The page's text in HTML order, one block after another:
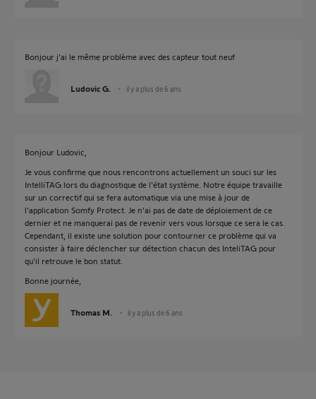
Bonjour j'ai le même problème avec des capteur tout neuf
Ludovic G. il y a plus de 6 ans
Bonjour Ludovic,
Je vous confirme que nous rencontrons actuellement un souci sur les
IntelliTAG lors du diagnostique de l'état système. Notre équipe travaille
sur un correctif qui se fera automatique via une mise à jour de
l'application Somfy Protect. Je n'ai pas de date de déploiement de ce
dernier et ne manquerai pas de revenir vers vous lorsque ce sera le cas.
Cependant, il existe une solution pour contourner ce problème qui va
consister à faire déclencher sur détection chacun des InteliTAG pour
qu'il retrouve le bon statut.
Bonne journée,
Thomas M. il y a plus de 6 ans